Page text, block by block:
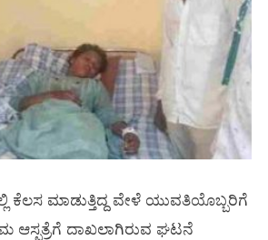
ಕೆಲಸ ಮಾಡುತ್ತಿದ್ದ ವೇಳೆ ಯುವತಿಯೊಬ್ಬರಿಗೆ
ಆಸ್ಪತ್ರೆಗೆ ದಾಖಲಾಗಿರುವ ಘಟನೆ